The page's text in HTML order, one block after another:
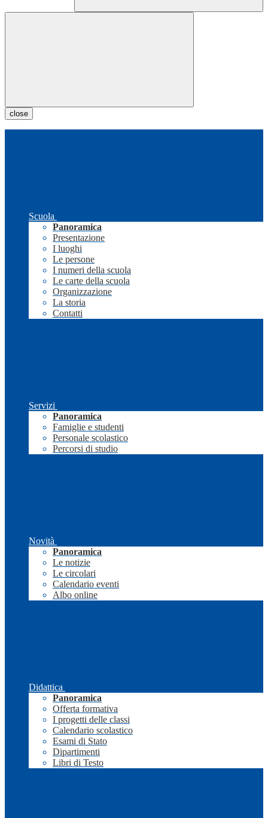
close
Scuola
Panoramica
Presentazione
I luoghi
Le persone
I numeri della scuola
Le carte della scuola
Organizzazione
La storia
Contatti
Servizi
Panoramica
Famiglie e studenti
Personale scolastico
Percorsi di studio
Novità
Panoramica
Le notizie
Le circolari
Calendario eventi
Albo online
Didattica
Panoramica
Offerta formativa
I progetti delle classi
Calendario scolastico
Esami di Stato
Dipartimenti
Libri di Testo